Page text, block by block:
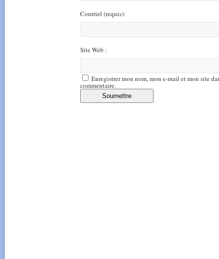
Courriel (requis):
Site Web :
Enregistrer mon nom, mon e-mail et mon site
commentaire.